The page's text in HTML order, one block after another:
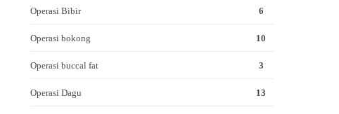
Operasi Bibir 6
Operasi bokong 10
Operasi buccal fat 3
Operasi Dagu 13